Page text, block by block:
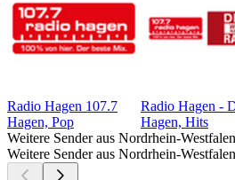
Radio Hagen 107.7
Hagen, Pop
Radio Hagen -
Hagen, Hits
Weitere Sender aus Nordrhein-Westfalen
Weitere Sender aus Nordrhein-Westfalen